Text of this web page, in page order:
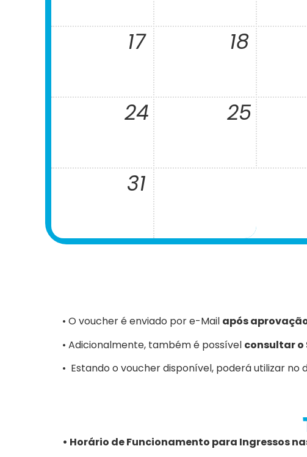
17 18
24 25
31
• O voucher é enviado por e-Mail após
• Adicionalmente, também é possível consultar o
• Estando o voucher disponível, poderá utilizar no
• Horário de Funcionamento para Ingressos